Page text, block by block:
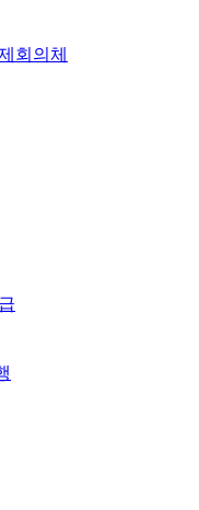
회의체